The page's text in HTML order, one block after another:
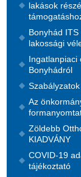
lakások
Bonyhád
lakossági
Ingatlanpiaci
Bonyhádról
Szabályzatok
Az
Zöldebb
KIADVÁNY
COVID-19
tájékoztató